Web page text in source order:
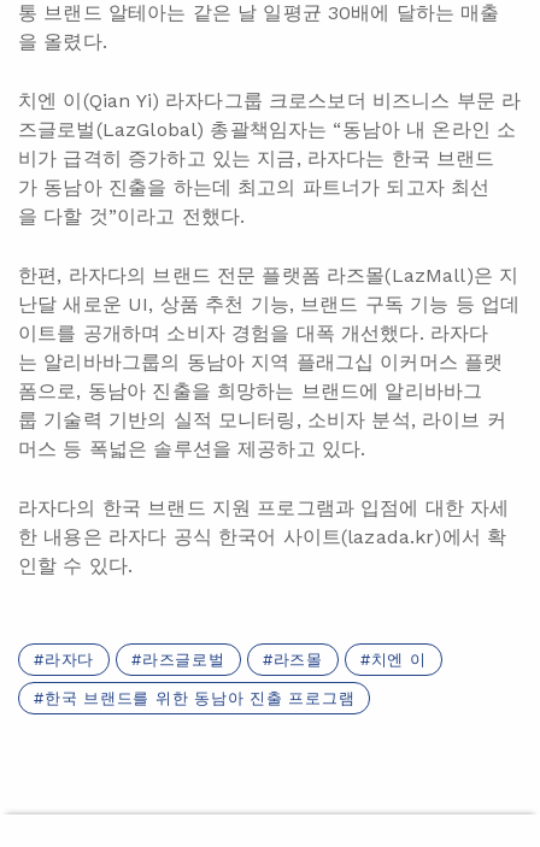
통 브랜드 알테아는 같은 날 일평균 30배에 달하는 매출
을 올렸다.
치엔 이(Qian Yi) 라자다그룹 크로스보더 비즈니스 부문 라
즈글로벌(LazGlobal) 총괄책임자는 “동남아 내 온라인 소
비가 급격히 증가하고 있는 지금, 라자다는 한국 브랜드
가 동남아 진출을 하는데 최고의 파트너가 되고자 최선
을 다할 것”이라고 전했다.
한편, 라자다의 브랜드 전문 플랫폼 라즈몰(LazMall)은 지
난달 새로운 UI, 상품 추천 기능, 브랜드 구독 기능 등 업데
이트를 공개하며 소비자 경험을 대폭 개선했다. 라자다
는 알리바바그룹의 동남아 지역 플래그십 이커머스 플랫
폼으로, 동남아 진출을 희망하는 브랜드에 알리바바그
룹 기술력 기반의 실적 모니터링, 소비자 분석, 라이브 커
머스 등 폭넓은 솔루션을 제공하고 있다.
라자다의 한국 브랜드 지원 프로그램과 입점에 대한 자세
한 내용은 라자다 공식 한국어 사이트(lazada.kr)에서 확
인할 수 있다.
라자다 라즈글로벌 라즈몰 치엔 이
한국 브랜드를 위한 동남아 진출 프로그램